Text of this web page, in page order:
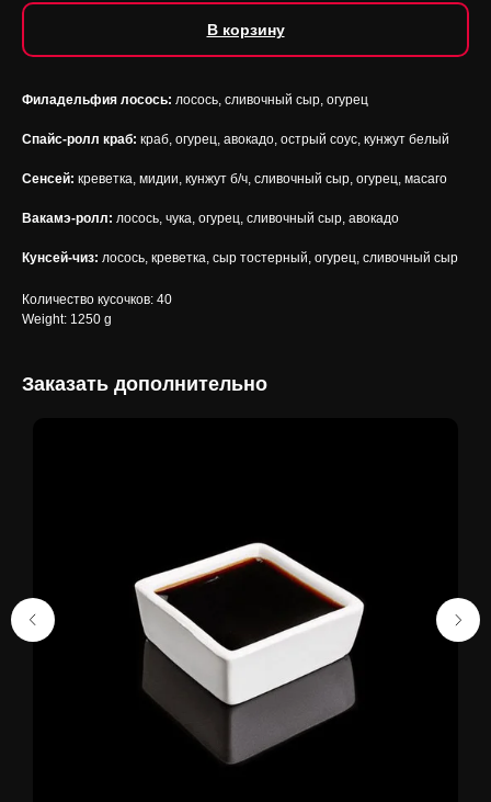
В корзину
Филадельфия лосось: лосось, сливочный сыр, огурец
Спайс-ролл краб: краб, огурец, авокадо, острый соус, кунжут белый
Сенсей: креветка, мидии, кунжут б/ч, сливочный сыр, огурец, масаго
Вакамэ-ролл: лосось, чука, огурец, сливочный сыр, авокадо
Кунсей-чиз: лосось, креветка, сыр тостерный, огурец, сливочный сыр
Количество кусочков: 40
Weight: 1250 g
Заказать дополнительно